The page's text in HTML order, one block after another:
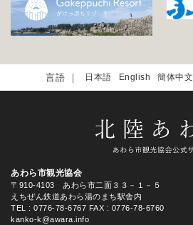
日本語 English 簡体中文
あわら市観光協会
〒910-4103 あわら市二面３３－１－５
えちぜん鉄道あわら湯のまち駅舎内
TEL
: 0776-78-6767 FAX : 0776-78-6760
kanko-k@awara.info